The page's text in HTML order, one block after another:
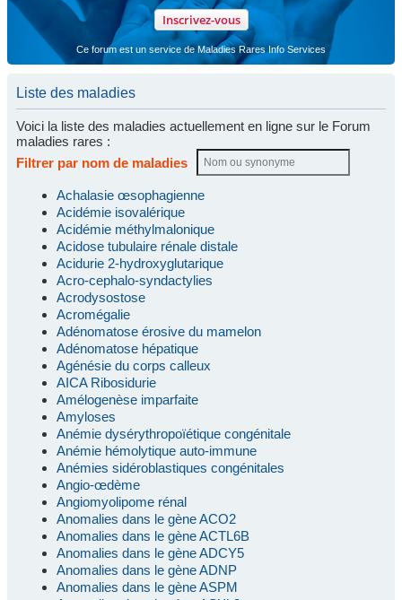
Inscrivez-vous
Ce forum est un service de Maladies Rares Info Services
Liste des maladies
Voici la liste des maladies actuellement en ligne sur le Forum
maladies rares :
Filtrer par nom de maladies
Achalasie œsophagienne
Acidémie isovalérique
Acidémie méthylmalonique
Acidose tubulaire rénale distale
Acidurie 2-hydroxyglutarique
Acro-cephalo-syndactylies
Acrodysostose
Acromégalie
Adénomatose érosive du mamelon
Adénomatose hépatique
Agénésie du corps calleux
AICA Ribosidurie
Amélogenèse imparfaite
Amyloses
Anémie dysérythropoïétique congénitale
Anémie hémolytique auto-immune
Anémies sidéroblastiques congénitales
Angio-œdème
Angiomyolipome rénal
Anomalies dans le gène ACO2
Anomalies dans le gène ACTL6B
Anomalies dans le gène ADCY5
Anomalies dans le gène ADNP
Anomalies dans le gène ASPM